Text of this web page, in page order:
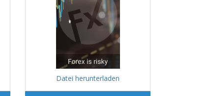
Datei herunterladen